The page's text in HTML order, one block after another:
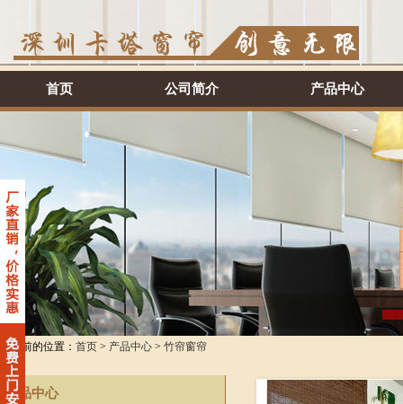
首页 公司简介 产品中心
您当前的位置： 首页 > 产品中心 > 竹帘窗帘
产品中心